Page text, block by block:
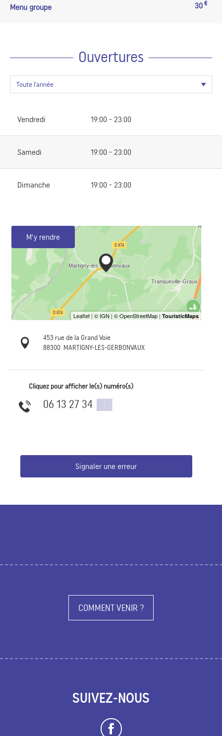
Menu groupe 30 €
Ouvertures
Vendredi 19:00 - 23:00
Samedi 19:00 - 23:00
Dimanche 19:00 - 23:00
M'y rendre
453 rue de la Grand Voie
88300 MARTIGNY-LES-GERBONVAUX
Cliquez pour afficher le(s) numéro(s)
06 13 27 34 ▒▒
Signaler une erreur
COMMENT VENIR ?
SUIVEZ-NOUS